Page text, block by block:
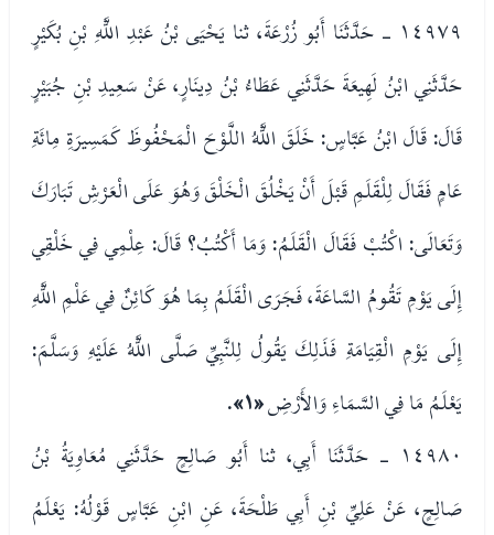
١٤٩٧٩ - حَدَّثَنَا أَبُو زُرْعَةَ، ثنا يَحْيَى بْنُ عَبْدِ اللَّهِ بْنِ بُكَيْرٍ
حَدَّثَنِي ابْنُ لَهِيعَةَ حَدَّثَنِي عَطَاءُ بْنُ دِينَارٍ، عَنْ سَعِيدِ بْنِ جُبَيْرٍ
قَالَ: قَالَ ابْنُ عَبَّاسٍ: خَلَقَ اللَّهُ اللَّوْحَ الْمَحْفُوظَ كَمَسِيرَةِ مِائَةِ
عَامٍ فَقَالَ لِلْقَلَمِ قَبْلَ أَنْ يَخْلُقَ الْخَلْقَ وَهُوَ عَلَى الْعَرْشِ تَبَارَكَ
وَتَعَالَى: اكْتُبْ فَقَالَ الْقَلَمُ: وَمَا أَكْتُبُ؟ قَالَ: عِلْمِي فِي خَلْقِي
إِلَى يَوْمِ تَقُومُ السَّاعَةَ، فَجَرَى الْقَلَمُ بِمَا هُوَ كَائِنٌ فِي عَلْمِ اللَّهِ
إِلَى يَوْمِ الْقِيَامَةِ فَذَلِكَ يَقُولُ لِلنَّبِيِّ صَلَّى اللَّهُ عَلَيْهِ وَسَلَّمَ:
يَعْلَمُ مَا فِي السَّمَاءِ وَالأَرْضِ«١» .
١٤٩٨٠ - حَدَّثَنَا أَبِي، ثنا أَبُو صَالِحٍ حَدَّثَنِي مُعَاوِيَةُ بْنُ
صَالِحٍ، عَنْ عَلِيِّ بْنِ أَبِي طَلْحَةَ، عَنِ ابْنِ عَبَّاسٍ قَوْلُهُ: يَعْلَمُ